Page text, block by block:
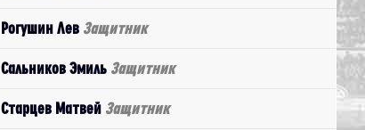
Рогушин Лев Защитник
Сальников Эмиль Защитник
Старцев Матвей Защитник